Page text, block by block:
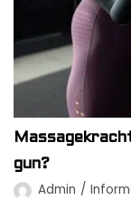
gun?
Admin